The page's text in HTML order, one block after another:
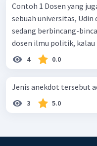
Contoh 1 Dosen yang juga Menjadi Pejabat Di kantin
sebuah universitas, Udin
sedang berbincang-bincang. Tono: "Saya heran
dosen ilmu politik, kalau
4 0.0
Jenis anekdot tersebut
3 5.0